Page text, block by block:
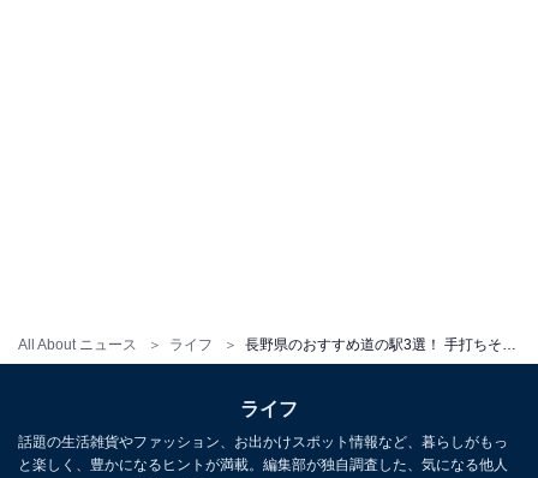
All About ニュース ライフ
アクセス：長野自動車道 安曇野ICから国道19号を長野方
ライフ
話題の生活雑貨やファッション、お出かけスポット情報など、暮らしがもっ
と楽しく、豊かになるヒントが満載。編集部が独自調査した、気になる他人